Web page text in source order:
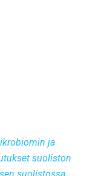
ja
suoliston